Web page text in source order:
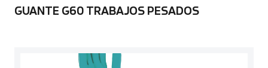
GUANTE G60 TRABAJOS PESADOS